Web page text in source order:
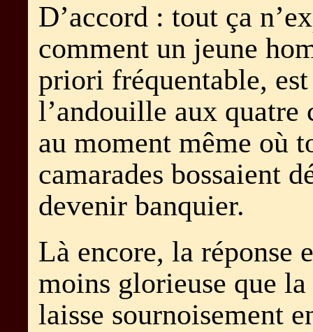
D’accord : tout ça
comment un jeune
priori fréquentable,
l’andouille aux quatre
au moment même où
camarades bossaient
devenir banquier.
Là encore, la réponse
moins glorieuse que
laisse sournoisement